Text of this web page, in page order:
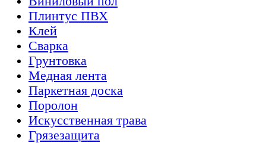
Плинтус ПВХ
Клей
Сварка
Грунтовка
Медная лента
Паркетная доска
Поролон
Искусственная трава
Грязезащита